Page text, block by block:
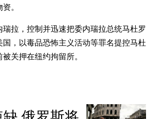
。
瑞拉，控制并迅速把委内瑞拉总统马杜罗
，以毒品恐怖主义活动等罪名提控马杜
关押在纽约拘留所。